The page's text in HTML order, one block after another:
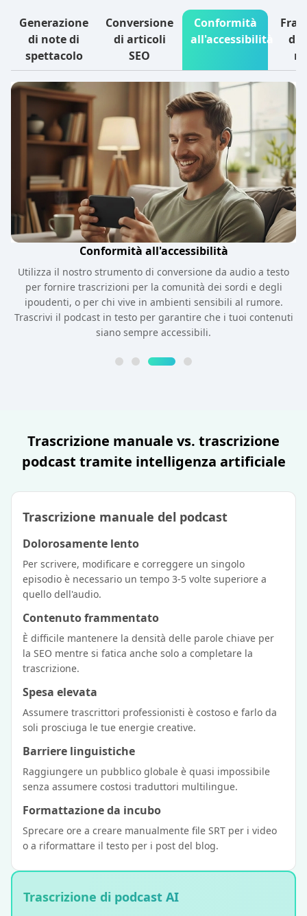
Generazione
di note di
spettacolo
Conversione
di articoli
SEO
Conformità
all'accessibilità
di
Conformità all'accessibilità
Utilizza il nostro strumento di conversione da audio a testo
per fornire trascrizioni per la comunità dei sordi e degli
ipoudenti, o per chi vive in ambienti sensibili al rumore.
Trascrivi il podcast in testo per garantire che i tuoi contenuti
siano sempre accessibili.
Trascrizione manuale vs. trascrizione
podcast tramite intelligenza artificiale
Trascrizione manuale del podcast
Dolorosamente lento
Per scrivere, modificare e correggere un singolo
episodio è necessario un tempo 3-5 volte superiore a
quello dell'audio.
Contenuto frammentato
È difficile mantenere la densità delle parole chiave per
la SEO mentre si fatica anche solo a completare la
trascrizione.
Spesa elevata
Assumere trascrittori professionisti è costoso e farlo da
soli prosciuga le tue energie creative.
Barriere linguistiche
Raggiungere un pubblico globale è quasi impossibile
senza assumere costosi traduttori multilingue.
Formattazione da incubo
Sprecare ore a creare manualmente file SRT per i video
o a riformattare il testo per i post del blog.
Trascrizione di podcast AI